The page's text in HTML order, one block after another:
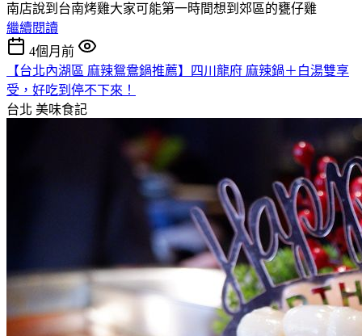
南店說到台南烤雞大家可能第一時間想到郊區的甕仔雞
繼續閱讀
4個月前
【台北內湖區 麻辣鴛鴦鍋推薦】四川龍府 麻辣鍋＋白湯雙享
受，好吃到停不下來！
台北 美味食記